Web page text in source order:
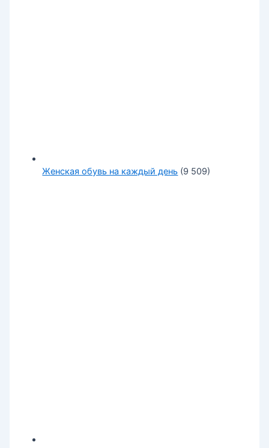
Женская обувь на каждый день (9 509)